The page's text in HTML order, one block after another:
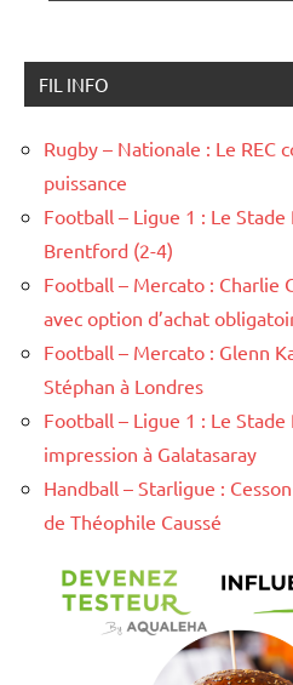
FIL INFO
Rugby – Nationale : Le REC
puissance
Football – Ligue 1 : Le
Brentford (2-4)
Football – Mercato : Charlie
avec option d’achat
Football – Mercato : Glenn
Stéphan à Londres
Football – Ligue 1 : Le
impression à Galatasaray
Handball – Starligue :
de Théophile Caussé